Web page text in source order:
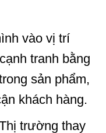
vào vị trí
tranh bằng
sản phẩm,
khách hàng.
trường thay